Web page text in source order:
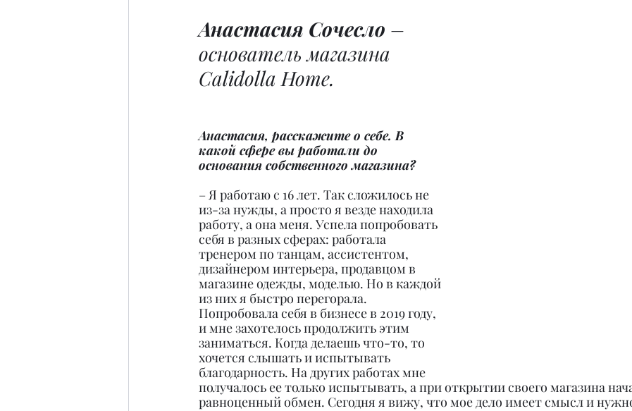
Анастасия Сочесло –
основатель магазина
Calidolla Home.
Анастасия, расскажите о себе. В
какой сфере вы работали до
основания собственного магазина?
– Я работаю с 16 лет. Так сложилось не
из-за нужды, а просто я везде находила
работу, а она меня. Успела попробовать
себя в разных сферах: работала
тренером по танцам, ассистентом,
дизайнером интерьера, продавцом в
магазине одежды, моделью. Но в каждой
из них я быстро перегорала.
Попробовала себя в бизнесе в 2019 году,
и мне захотелось продолжить этим
заниматься. Когда делаешь что-то, то
хочется слышать и испытывать
благодарность. На других работах мне
получалось ее только испытывать, а при открытии своего магазина
равноценный обмен. Сегодня я вижу, что мое дело имеет смысл и